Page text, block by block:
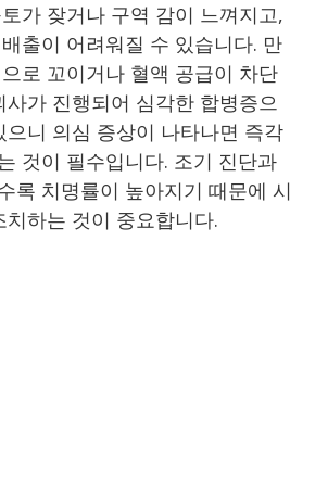
가 잦거나 구역 감이 느껴지고,
출이 어려워질 수 있습니다. 만
로 꼬이거나 혈액 공급이 차단
사가 진행되어 심각한 합병증으
으니 의심 증상이 나타나면 즉각
것이 필수입니다. 조기 진단과
록 치명률이 높아지기 때문에 시
하는 것이 중요합니다.